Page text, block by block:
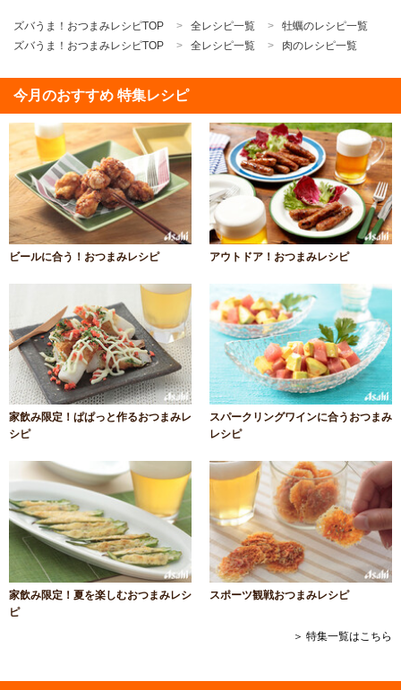
ズバうま！おつまみレシピTOP 全レシピ一覧
牡蠣のレシピ一覧
ズバうま！おつまみレシピTOP
全レシピ一覧 肉のレシピ一覧
今月のおすすめ 特集レシピ
ビールに合う！おつまみレシピ アウトドア！おつまみレシピ
家飲み限定！ぱぱっと作るおつまみレ
シピ
スパークリングワインに合うおつまみ
レシピ
家飲み限定！夏を楽しむおつまみレシ
ピ
スポーツ観戦おつまみレシピ
＞ 特集一覧はこちら